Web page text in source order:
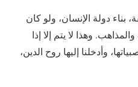
بناء دولة الإنسان، ولو كان
وهذا لا يتم إلا إذا
وأدخلنا إليها روح الدين،